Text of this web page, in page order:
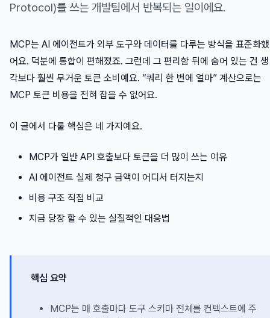
Protocol)를 쓰는 개발팀에서 반복되는 일이에요.
MCP는 AI 에이전트가 외부 도구와 데이터를 다루는 방식을 표준화했
어요. 덕분에 통합이 편해졌죠. 그런데 그 편리함 뒤에 숨어 있는 건 생
각보다 훨씬 무거운 토큰 소비예요. “쿼리 한 번에 얼마” 계산으로는
MCP 토큰 비용을 전혀 잡을 수 없어요.
이 글에서 다룰 핵심은 네 가지예요.
MCP가 일반 API 호출보다 토큰을 더 많이 쓰는 이유
AI 에이전트 실제 청구 금액이 어디서 터지는지
비용 구조 직접 비교
지금 당장 할 수 있는 실질적인 대응법
핵심 요약
MCP는 매 호출마다 도구 스키마 전체를 컨텍스트에 주